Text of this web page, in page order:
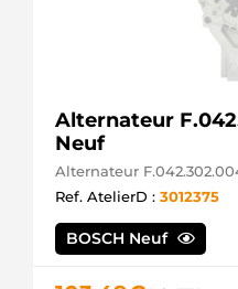
Alternateur
Neuf
Alternateur
Ref. AtelierD : 3012375
BOSCH Neuf